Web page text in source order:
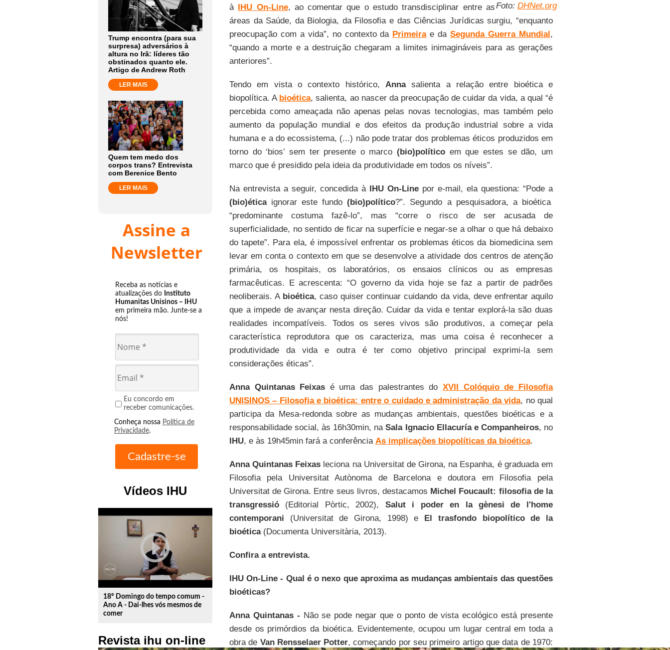
Trump encontra (para sua
surpresa) adversários à
altura no Irã: líderes tão
obstinados quanto ele.
Artigo de Andrew Roth
LER MAIS
Quem tem medo dos
corpos trans? Entrevista
com Berenice Bento
LER MAIS
Assine a
Newsletter
Receba as notícias e
atualizações do Instituto
Humanitas Unisinos – IHU
em primeira mão. Junte-se a
nós!
Eu concordo em
receber comunicações.
Conheça nossa Política de
Privacidade.
Vídeos IHU
play_circle_outline
18º Domingo do tempo comum -
Ano A - Dai-lhes vós mesmos de
comer
Revista ihu on-line
Foto: DHNet.org
à IHU On-Line, ao comentar que o estudo transdisciplinar entre as
áreas da Saúde, da Biologia, da Filosofia e das Ciências Jurídicas surgiu, “enquanto
preocupação com a vida”, no contexto da Primeirae daSegunda Guerra Mundial,
“quando a morte e a destruição chegaram a limites inimagináveis para as gerações
anteriores”.
Tendo em vista o contexto histórico, Annasalienta a relação entre bioética e
biopolítica. A bioética, salienta, ao nascer da preocupação de cuidar da vida, a qual “é
percebida como ameaçada não apenas pelas novas tecnologias, mas também pelo
aumento da população mundial e dos efeitos da produção industrial sobre a vida
humana e a do ecossistema, (...) não pode tratar dos problemas éticos produzidos em
torno do ‘bios’ sem ter presente o marco(bio)político em que estes se dão, um
marco que é presidido pela ideia da produtividade em todos os níveis”.
Na entrevista a seguir, concedida à IHU On-Linepor e-mail, ela questiona: “Pode a
(bio)éticaignorar este fundo(bio)político?”. Segundo a pesquisadora, a bioética
“predominante costuma fazê-lo”, mas “corre o risco de ser acusada de
superficialidade, no sentido de ficar na superfície e negar-se a olhar o que há debaixo
do tapete”. Para ela, é impossível enfrentar os problemas éticos da biomedicina sem
levar em conta o contexto em que se desenvolve a atividade dos centros de atenção
primária, os hospitais, os laboratórios, os ensaios clínicos ou as empresas
farmacêuticas. E acrescenta: “O governo da vida hoje se faz a partir de padrões
neoliberais. A bioética, caso quiser continuar cuidando da vida, deve enfrentar aquilo
que a impede de avançar nesta direção. Cuidar da vida e tentar explorá-la são duas
realidades incompatíveis. Todos os seres vivos são produtivos, a começar pela
característica reprodutora que os caracteriza, mas uma coisa é reconhecer a
produtividade da vida e outra é ter como objetivo principal exprimi-la sem
considerações éticas”.
Anna Quintanas Feixas é uma das palestrantes doXVII Colóquio de Filosofia
UNISINOS – Filosofia e bioética: entre o cuidado e administração da vida, no qual
participa da Mesa-redonda sobre as mudanças ambientais, questões bioéticas e a
responsabilidade social, às 16h30min, naSala Ignacio Ellacuría e Companheiros, no
IHU, e às 19h45min fará a conferência As implicações biopolíticas da bioética.
Anna Quintanas Feixas leciona na Universitat de Girona, na Espanha, é graduada em
Filosofia pela Universitat Autònoma de Barcelona e doutora em Filosofia pela
Universitat de Girona. Entre seus livros, destacamos Michel Foucault: filosofia de la
transgressió(Editorial Pòrtic, 2002), Salut i poder en la gènesi de l'home
contemporani (Universitat de Girona, 1998) e El trasfondo biopolítico de la
bioética(Documenta Universitària, 2013).
Confira a entrevista.
IHU On-Line - Qual é o nexo que aproxima as mudanças ambientais das questões
bioéticas?
Anna Quintanas - Não se pode negar que o ponto de vista ecológico está presente
desde os primórdios da bioética. Evidentemente, ocupou um lugar central em toda a
obra de Van Rensselaer Potter, começando por seu primeiro artigo que data de 1970: